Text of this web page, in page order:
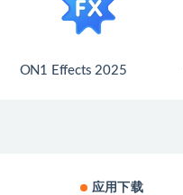
ON1 Effects 2025
应用下载